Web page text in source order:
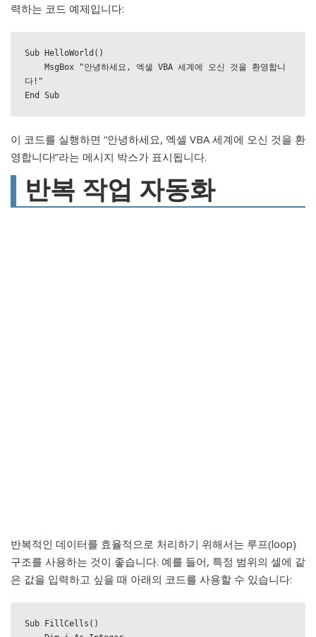
력하는 코드 예제입니다:
Sub HelloWorld()
다!"
End Sub
이 코드를 실행하면 “안녕하세요, 엑셀 VBA 세계에 오신 것을 환
영합니다!”라는 메시지 박스가 표시됩니다.
반복 작업 자동화
반복적인 데이터를 효율적으로 처리하기 위해서는 루프(loop)
구조를 사용하는 것이 좋습니다. 예를 들어, 특정 범위의 셀에 같
은 값을 입력하고 싶을 때 아래의 코드를 사용할 수 있습니다:
Sub FillCells()